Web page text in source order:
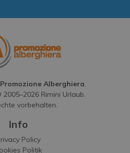
Promozione Alberghiera.
2005–2026Rimini Urlaub.
vorbehalten.
Info
Policy
Politik